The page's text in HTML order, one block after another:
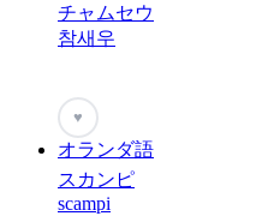
チャムセウ
참새우
♥
オランダ語
スカンピ
scampi